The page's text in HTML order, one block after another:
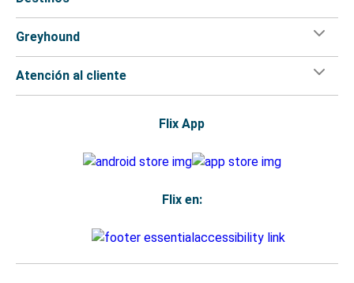
Greyhound
Atención al cliente
Flix App
Flix en: